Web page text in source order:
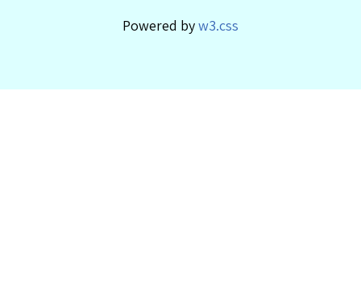
Powered byw3.css